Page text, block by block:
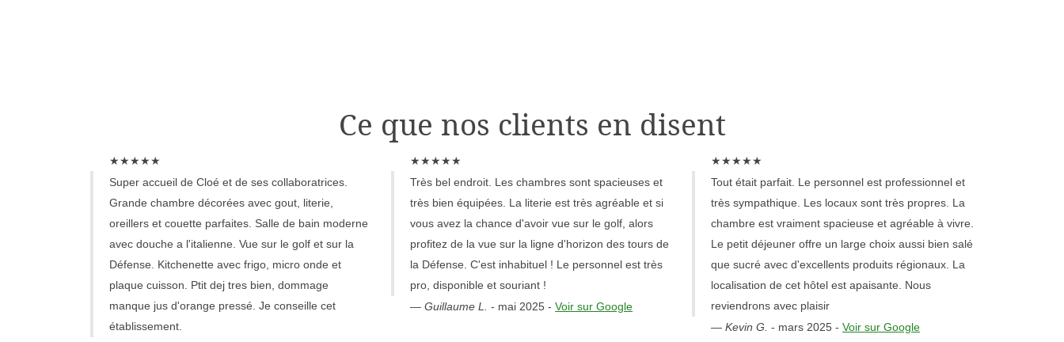
Ce que nos clients en disent
★★★★★
Super accueil de Cloé et de ses collaboratrices.
Grande chambre décorées avec gout, literie,
oreillers et couette parfaites. Salle de bain moderne
avec douche a l'italienne. Vue sur le golf et sur la
Défense. Kitchenette avec frigo, micro onde et
plaque cuisson. Ptit dej tres bien, dommage
manque jus d'orange pressé. Je conseille cet
établissement.
★★★★★
Très bel endroit. Les chambres sont spacieuses et
très bien équipées. La literie est très agréable et si
vous avez la chance d'avoir vue sur le golf, alors
profitez de la vue sur la ligne d'horizon des tours de
la Défense. C'est inhabituel ! Le personnel est très
pro, disponible et souriant !
— Guillaume L. - mai 2025 - Voir sur Google
★★★★★
Tout était parfait. Le personnel est professionnel et
très sympathique. Les locaux sont très propres. La
chambre est vraiment spacieuse et agréable à vivre.
Le petit déjeuner offre un large choix aussi bien salé
que sucré avec d'excellents produits régionaux. La
localisation de cet hôtel est apaisante. Nous
reviendrons avec plaisir
— Kevin G. - mars 2025 - Voir sur Google